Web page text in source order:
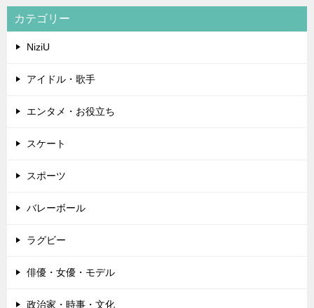
カテゴリー
NiziU
アイドル・歌手
エンタメ・お役立ち
スケート
スポーツ
バレーボール
ラグビー
俳優・女優・モデル
政治家・時事・文化